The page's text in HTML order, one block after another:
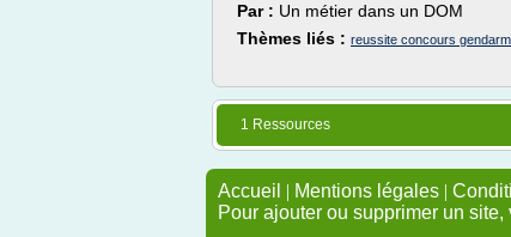
Par : Un métier dans un DOM
Thèmes liés : reussite concours
1 Ressources
Accueil | Mentions légales |
Pour ajouter ou supprimer un